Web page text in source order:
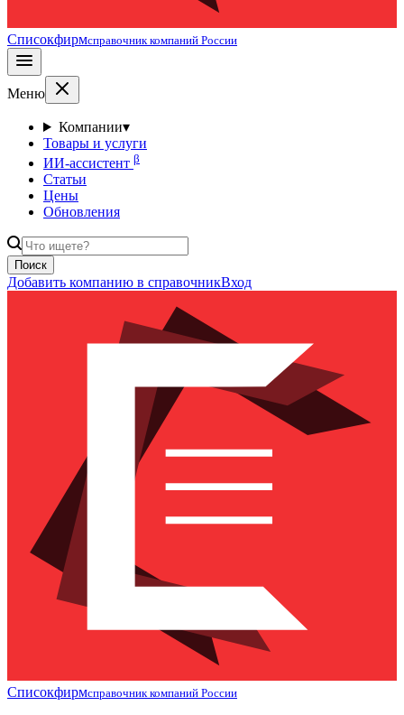
Списокфирмсправочник компаний России
Меню
Компании▾
Товары и услуги
ИИ-ассистент β
Статьи
Цены
Обновления
Поиск
Добавить компанию в справочникВход
Списокфирмсправочник компаний России